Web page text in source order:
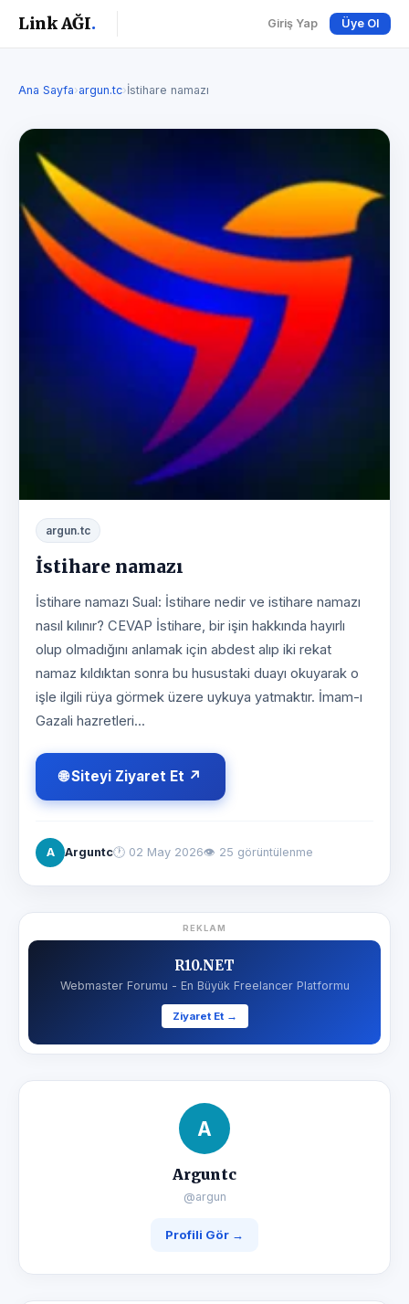
Link AĞI. Giriş Yap Üye Ol
Ana Sayfa›argun.tc›İstihare namazı
argun.tc
İstihare namazı
İstihare namazı Sual: İstihare nedir ve istihare namazı
nasıl kılınır? CEVAP İstihare, bir işin hakkında hayırlı
olup olmadığını anlamak için abdest alıp iki rekat
namaz kıldıktan sonra bu husustaki duayı okuyarak o
işle ilgili rüya görmek üzere uykuya yatmaktır. İmam-ı
Gazali hazretleri...
🌐 Siteyi Ziyaret Et ↗
A Arguntc🕐 02 May 2026👁 25 görüntülenme
REKLAM
R10.NET
Webmaster Forumu - En Büyük Freelancer Platformu
Ziyaret Et →
A
Arguntc
@argun
Profili Gör →